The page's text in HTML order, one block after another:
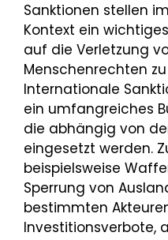
Sanktionen stellen
Kontext ein
auf die Verletzung
Menschenrechten
Internationale
ein umfangreiches
die abhängig von
eingesetzt werden.
beispielsweise
Sperrung von
bestimmten
Investitionsverbote,